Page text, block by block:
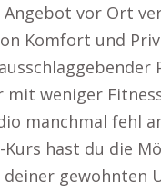
vor Ort
Komfort und
mit weniger
manchmal fehl
Kurs hast du die
gewohnten